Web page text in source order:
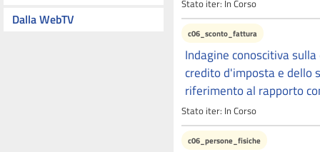
Dalla WebTV
Stato iter: In Corso
c06_sconto_fattura
Indagine conoscitiva
credito d'imposta e dello
riferimento al rapporto
Stato iter: In Corso
c06_persone_fisiche